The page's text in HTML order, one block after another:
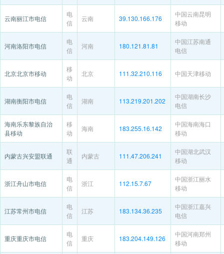
云南丽江市电信
电
信
云南 39.130.166.176
中国云南昆明
移动
河南洛阳市电信
电
信
河南 180.121.81.81
中国江苏南通
电信
北京北京市移动
移
动
北京 111.32.210.116 中国天津移动
湖南衡阳市电信
电
信
湖南 113.219.201.202
中国湖南长沙
电信
海南乐东黎族自治
县移动
移
动
海南 183.255.16.142
中国海南海口
移动
内蒙古兴安盟联通
联
通
内蒙古 111.47.206.241
中国湖北武汉
移动
浙江舟山市电信
电
信
浙江 112.15.7.67
中国浙江丽水
移动
江苏常州市电信
电
信
江苏 183.134.36.235
中国浙江嘉兴
电信
重庆重庆市电信
电
信
重庆 183.204.149.126
中国河南郑州
移动